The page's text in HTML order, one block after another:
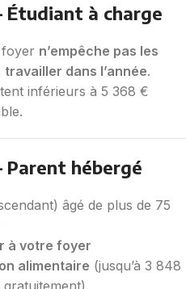
Étudiant à charge
n’empêche pas les
travailler dans l’année.
inférieurs à 5 368 €
Parent hébergé
âgé de plus de 75
à votre foyer
alimentaire (jusqu’à 3 848